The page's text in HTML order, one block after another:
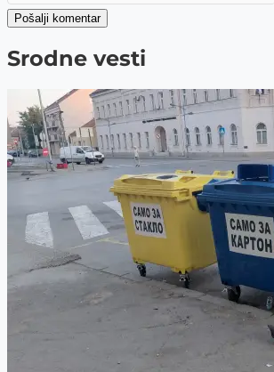
Pošalji komentar
Srodne vesti